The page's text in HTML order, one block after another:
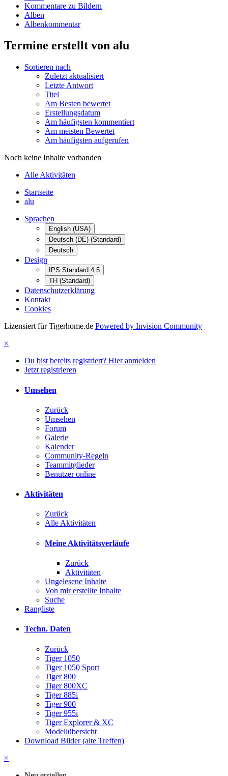
Kommentare zu Bildern
Alben
Albenkommentar
Termine erstellt von alu
Sortieren nach
Zuletzt aktualisiert
Letzte Antwort
Titel
Am Besten bewertet
Erstellungsdatum
Am häufigsten kommentiert
Am meisten Bewertet
Am häufigsten aufgerufen
Noch keine Inhalte vorhanden
Alle Aktivitäten
Startseite
alu
Sprachen
English (USA)
Deutsch (DE) (Standard)
Deutsch
Design
IPS Standard 4.5
TH (Standard)
Datenschutzerklärung
Kontakt
Cookies
Lizensiert für Tigerhome.de Powered by Invision Community
×
Du bist bereits registriert? Hier anmelden
Jetzt registrieren
Umsehen
Zurück
Umsehen
Forum
Galerie
Kalender
Community-Regeln
Teammitglieder
Benutzer online
Aktivitäten
Zurück
Alle Aktivitäten
Meine Aktivitätsverläufe
Zurück
Aktivitäten
Ungelesene Inhalte
Von mir erstellte Inhalte
Suche
Rangliste
Techn. Daten
Zurück
Tiger 1050
Tiger 1050 Sport
Tiger 800
Tiger 800XC
Tiger 885i
Tiger 900
Tiger 955i
Tiger Explorer & XC
Modellübersicht
Download Bilder (alte Treffen)
×